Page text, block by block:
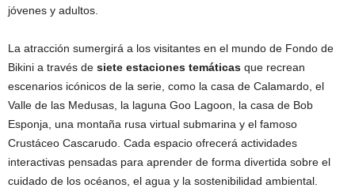
jóvenes y adultos.
La atracción sumergirá a los visitantes en el mundo de Fondo de
Bikini a través de siete estaciones temáticas que recrean
escenarios icónicos de la serie, como la casa de Calamardo, el
Valle de las Medusas, la laguna Goo Lagoon, la casa de Bob
Esponja, una montaña rusa virtual submarina y el famoso
Crustáceo Cascarudo. Cada espacio ofrecerá actividades
interactivas pensadas para aprender de forma divertida sobre el
cuidado de los océanos, el agua y la sostenibilidad ambiental.